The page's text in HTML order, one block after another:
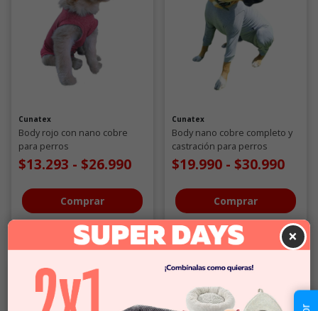
×
Cunatex
Body rojo con nano cobre
para perros
$13.293 - $26.990
Comprar
Cunatex
Body nano cobre completo y
castración para perros
$19.990 - $30.990
Comprar